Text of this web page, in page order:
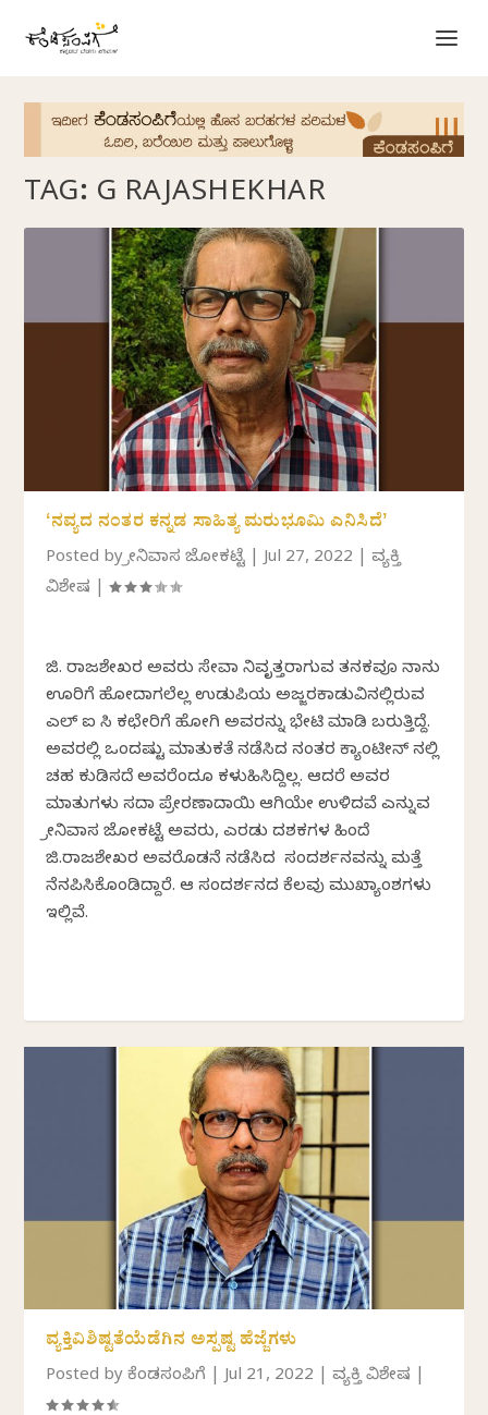
TAG: G RAJASHEKHAR
ʻನವ್ಯದ ನಂತರ ಕನ್ನಡ ಸಾಹಿತ್ಯ ಮರುಭೂಮಿ ಎನಿಸಿದೆʼ
Posted byಶ್ರೀನಿವಾಸ ಜೋಕಟ್ಟೆ |Jul 27, 2022 |ವ್ಯಕ್ತಿ
ವಿಶೇಷ |
ಜಿ. ರಾಜಶೇಖರ ಅವರು ಸೇವಾ ನಿವೃತ್ತರಾಗುವ ತನಕವೂ ನಾನು
ಊರಿಗೆ ಹೋದಾಗಲೆಲ್ಲ ಉಡುಪಿಯ ಅಜ್ಜರಕಾಡುವಿನಲ್ಲಿರುವ
ಎಲ್ ಐ ಸಿ ಕಛೇರಿಗೆ ಹೋಗಿ ಅವರನ್ನು ಭೇಟಿ ಮಾಡಿ ಬರುತ್ತಿದ್ದೆ.
ಅವರಲ್ಲಿ ಒಂದಷ್ಟು ಮಾತುಕತೆ ನಡೆಸಿದ ನಂತರ ಕ್ಯಾಂಟೀನ್ ನಲ್ಲಿ
ಚಹ ಕುಡಿಸದೆ ಅವರೆಂದೂ ಕಳುಹಿಸಿದ್ದಿಲ್ಲ. ಆದರೆ ಅವರ
ಮಾತುಗಳು ಸದಾ ಪ್ರೇರಣಾದಾಯಿ ಆಗಿಯೇ ಉಳಿದವೆ ಎನ್ನುವ
ಶ್ರೀನಿವಾಸ ಜೋಕಟ್ಟೆ ಅವರು, ಎರಡು ದಶಕಗಳ ಹಿಂದೆ
ಜಿ.ರಾಜಶೇಖರ ಅವರೊಡನೆ ನಡೆಸಿದ ಸಂದರ್ಶನವನ್ನು ಮತ್ತೆ
ನೆನಪಿಸಿಕೊಂಡಿದ್ದಾರೆ. ಆ ಸಂದರ್ಶನದ ಕೆಲವು ಮುಖ್ಯಾಂಶಗಳು
ಇಲ್ಲಿವೆ.
ವ್ಯಕ್ತಿವಿಶಿಷ್ಟತೆಯೆಡೆಗಿನ ಅಸ್ಪಷ್ಟ ಹೆಜ್ಜೆಗಳು
Posted byಕೆಂಡಸಂಪಿಗೆ |Jul 21, 2022 |ವ್ಯಕ್ತಿ ವಿಶೇಷ